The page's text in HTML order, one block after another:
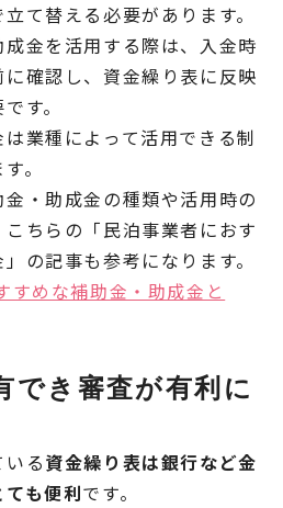
て替える必要があります。
金を活用する際は、入金時
確認し、資金繰り表に反映
す。
業種によって活用できる制
。
・助成金の種類や活用時の
ちらの「民泊事業者におす
の記事も参考になります。
すめな補助金・助成金と
でき審査が有利に
る資金繰り表は銀行など金
も便利です。